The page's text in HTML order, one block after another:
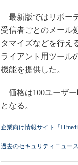
最新版ではリポー
受信者ごとのメール
タマイズなどを行え
ライアント用ツール
機能を提供した。
価格は100ユーザー
となる。
企業向け情報サイト「
過去のセキュリティニュー